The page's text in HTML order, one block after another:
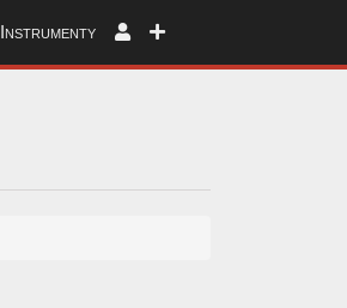
Instrumenty